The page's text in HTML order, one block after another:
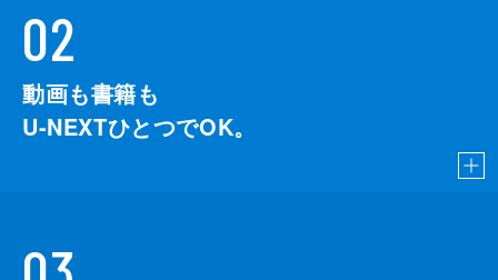
02
動画も書籍も
U-NEXTひとつでOK。